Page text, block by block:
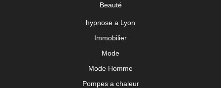
Beauté
hypnose a Lyon
Immobilier
Mode
Mode Homme
Pompes a chaleur